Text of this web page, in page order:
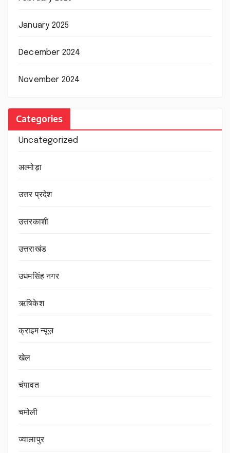
January 2025
December 2024
November 2024
Categories
Uncategorized
अल्मोड़ा
उत्तर प्रदेश
उत्तरकाशी
उत्तराखंड
उधमसिंह नगर
ऋषिकेश
क्राइम न्यूज़
खेल
चंपावत
चमोली
ज्वालापुर